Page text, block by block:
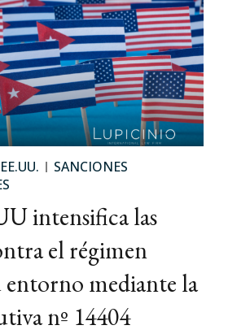
EE.UU.
SANCIONES
intensifica las
el régimen
entorno mediante la
nº 14404